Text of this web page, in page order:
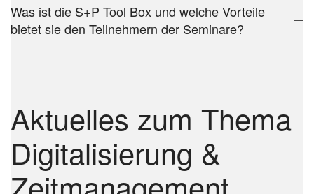
Was ist die S+P Tool Box und welche Vorteile
bietet sie den Teilnehmern der Seminare?
Aktuelles zum Thema
Digitalisierung &